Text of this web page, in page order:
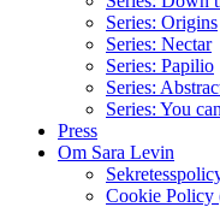
Series: Origins
Series: Nectar
Series: Papilio
Series:
Series: You
Press
Om Sara Levin
Cookie Policy